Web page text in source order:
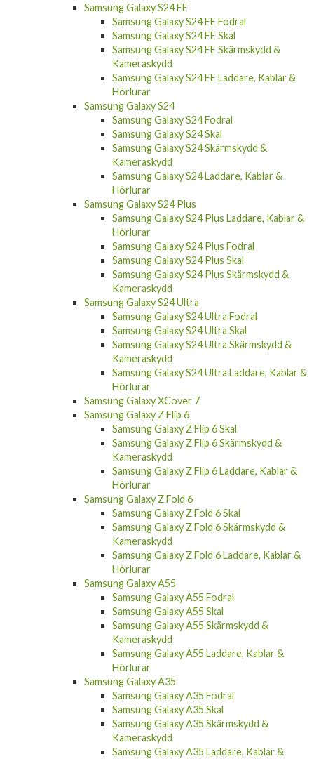
Samsung Galaxy S24 FE
Samsung Galaxy S24 FE Fodral
Samsung Galaxy S24 FE Skal
Samsung Galaxy S24 FE Skärmskydd &
Kameraskydd
Samsung Galaxy S24 FE Laddare, Kablar &
Hörlurar
Samsung Galaxy S24
Samsung Galaxy S24 Fodral
Samsung Galaxy S24 Skal
Samsung Galaxy S24 Skärmskydd &
Kameraskydd
Samsung Galaxy S24 Laddare, Kablar &
Hörlurar
Samsung Galaxy S24 Plus
Samsung Galaxy S24 Plus Laddare, Kablar &
Hörlurar
Samsung Galaxy S24 Plus Fodral
Samsung Galaxy S24 Plus Skal
Samsung Galaxy S24 Plus Skärmskydd &
Kameraskydd
Samsung Galaxy S24 Ultra
Samsung Galaxy S24 Ultra Fodral
Samsung Galaxy S24 Ultra Skal
Samsung Galaxy S24 Ultra Skärmskydd &
Kameraskydd
Samsung Galaxy S24 Ultra Laddare, Kablar &
Hörlurar
Samsung Galaxy XCover 7
Samsung Galaxy Z Flip 6
Samsung Galaxy Z Flip 6 Skal
Samsung Galaxy Z Flip 6 Skärmskydd &
Kameraskydd
Samsung Galaxy Z Flip 6 Laddare, Kablar &
Hörlurar
Samsung Galaxy Z Fold 6
Samsung Galaxy Z Fold 6 Skal
Samsung Galaxy Z Fold 6 Skärmskydd &
Kameraskydd
Samsung Galaxy Z Fold 6 Laddare, Kablar &
Hörlurar
Samsung Galaxy A55
Samsung Galaxy A55 Fodral
Samsung Galaxy A55 Skal
Samsung Galaxy A55 Skärmskydd &
Kameraskydd
Samsung Galaxy A55 Laddare, Kablar &
Hörlurar
Samsung Galaxy A35
Samsung Galaxy A35 Fodral
Samsung Galaxy A35 Skal
Samsung Galaxy A35 Skärmskydd &
Kameraskydd
Samsung Galaxy A35 Laddare, Kablar &